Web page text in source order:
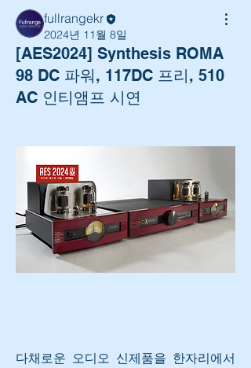
fullrangekr
2024년 11월 8일
[AES2024] Synthesis ROMA
98 DC 파워, 117DC 프리, 510
AC 인티앰프 시연
다채로운 오디오 신제품을 한자리에서